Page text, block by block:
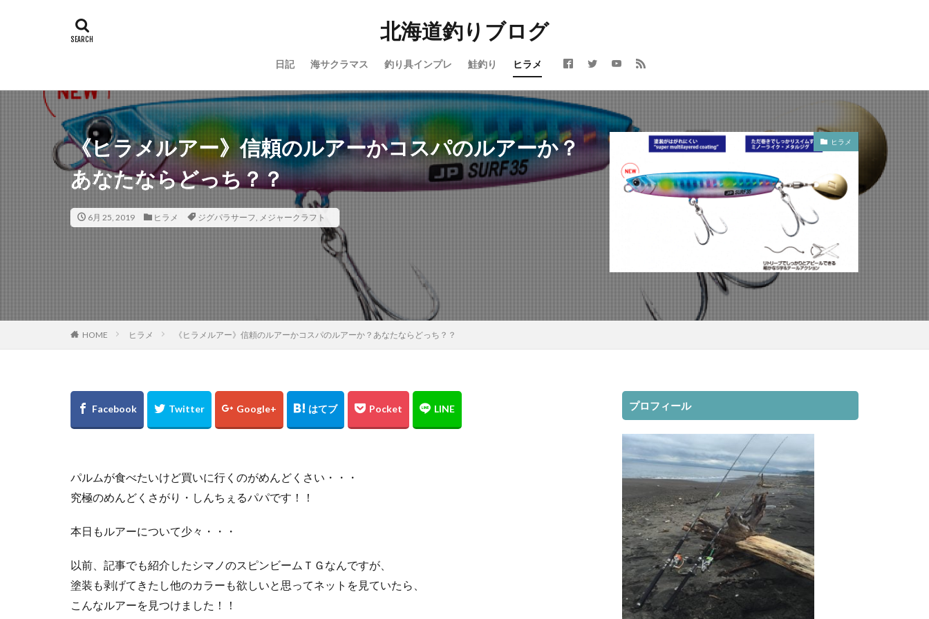
北海道釣りブログ
日記 海サクラマス 釣り具インプレ 鮭釣り ヒラメ
《ヒラメルアー》信頼のルアーかコスパのルアーか？
あなたならどっち？？
6月 25, 2019 ヒラメ ジグパラサーフ, メジャークラフト
ヒラメ
HOME ヒラメ 《ヒラメルアー》信頼のルアーかコスパのルアーか？あなたならどっち？？
パルムが食べたいけど買いに行くのがめんどくさい・・・
究極のめんどくさがり・しんちぇるパパです！！
本日もルアーについて少々・・・
以前、記事でも紹介したシマノのスピンビームＴＧなんですが、
塗装も剥げてきたし他のカラーも欲しいと思ってネットを見ていたら、
こんなルアーを見つけました！！
プロフィール
令和 休み 会社 動画 北海道
ワタリガニ 日本海 リール メジャークラフト
ラーメン
ライン ラジエーションハウス ランキング リアルオベーション
ロッドスタンド
リベンジ
リリック ルアー ルアーフィッシング レッドムーンライフジャケット8
レラカムイ
ローストビーフ
ロッド 日本代表 昆布締め マツカワカレイ 靴 釣り用品
釣具
鈴木斉
錆 防寒 雪かき 青物 風邪 道南 飛びすぎダニエル
魔の２月
鮪ノ岬
鮭男爵 鮭釣り 鱒男爵 鴎島 黒ソイ 釣り 運動会 映画
無料視聴
時化
月9 本田翼 求人 河口規制前 津軽海峡 海アメマス
海サクラマス
熊石漁港
車買取 熱砂 片岡治大 睡眠時間 穴釣り 結婚 荒野行動
車中泊
むきポンタラ マズメ 19ストラディック オーバーホール イカ釣り
ウィンドリップ
ヴェルファイア エゾメバル エンドウクラフト オーバーゼアーAGS
アディダス
おそろい オフショア お盆 お菓子 カーディフ ガイド
カットバッカー
カップラーメン
アミピュア アスリート12SSP カレイ DIY 20 ストラディック SW
2019
2月
amazon BBQ ＤＡＩＷＡ DIALUNA XR S1006M DUO アスリート
mazume
NIKON COOLPIX B700
ＰＥライン Shimano
タックル
ビットコイン ヒラメ ヒラメ釣り プレゼント
ベッキー
ポイント
ホッケ タックルインプレ ダイワ
サッカー
ジュース
ジョアジギング
スマブラ